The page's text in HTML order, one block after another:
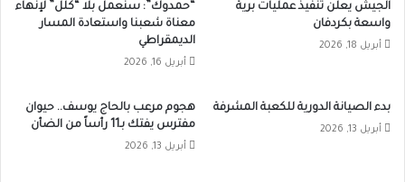
الجيش يعلن تنفيذ عمليات برية
واسعة بكردفان
أبريل 18, 2026
“حمدوك”: سنعمل بلا “كلل” لإنهاء
معناة شعبنا واستعادة المسار
الديمقراطي
أبريل 16, 2026
بدء الصيانة الدورية للكعبة المشرفة
أبريل 13, 2026
هجوم مرعب بالحاج يوسف.. حيوان
مفترس يفتك بـ11 رأساً من الضأن
أبريل 13, 2026